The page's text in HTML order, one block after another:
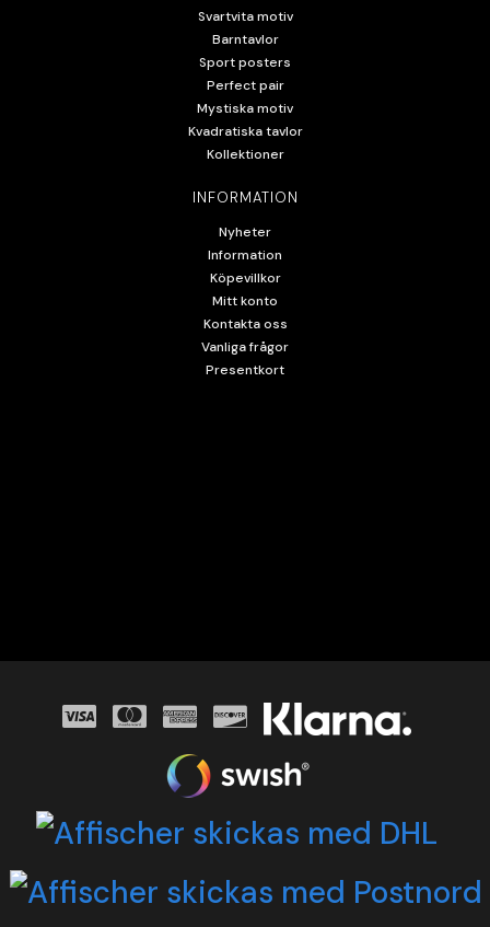
Svartvita motiv
Barntavlor
Sport posters
Perfect pair
Mystiska motiv
Kvadratiska tavlor
Kollektioner
INFORMATION
Nyheter
Information
Köpevillkor
Mitt konto
Kontakta oss
Vanliga frågor
Presentkort